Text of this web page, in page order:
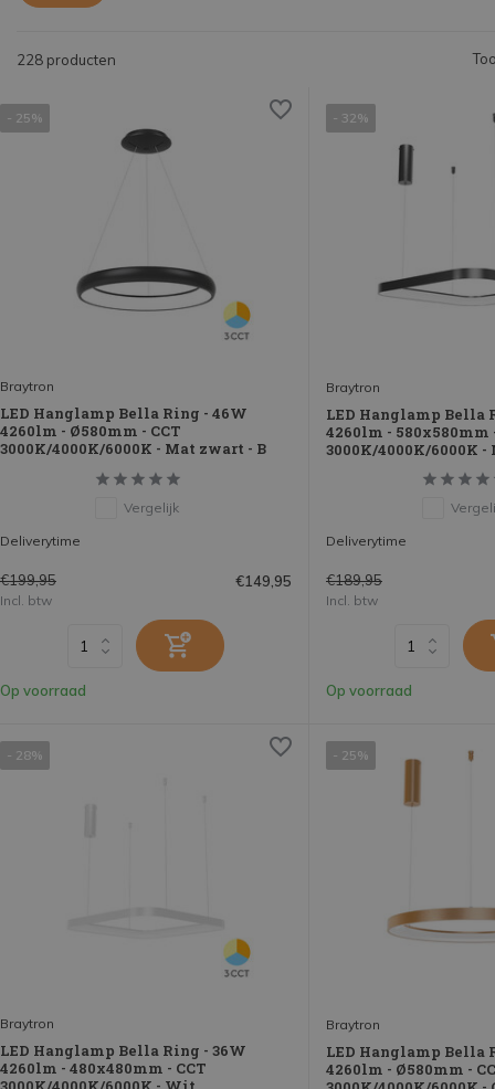
228 producten
- 25%
Braytron
LED Hanglamp Bella Ring - 46W
4260lm - Ø580mm - CCT
3000K/4000K/6000K - Mat zwart - B
Vergelijk
Deliverytime
€199,95 €149,95
Incl. btw
Op voorraad
- 32%
Braytron
LED Hanglamp Bella
4260lm - 580x580mm
3000K/4000K/6000K
Deliverytime
€189,95
Incl. btw
Op voorraad
- 28%
Braytron
LED Hanglamp Bella Ring - 36W
4260lm - 480x480mm - CCT
- 25%
Braytron
LED Hanglamp Bella
4260lm - Ø580mm -